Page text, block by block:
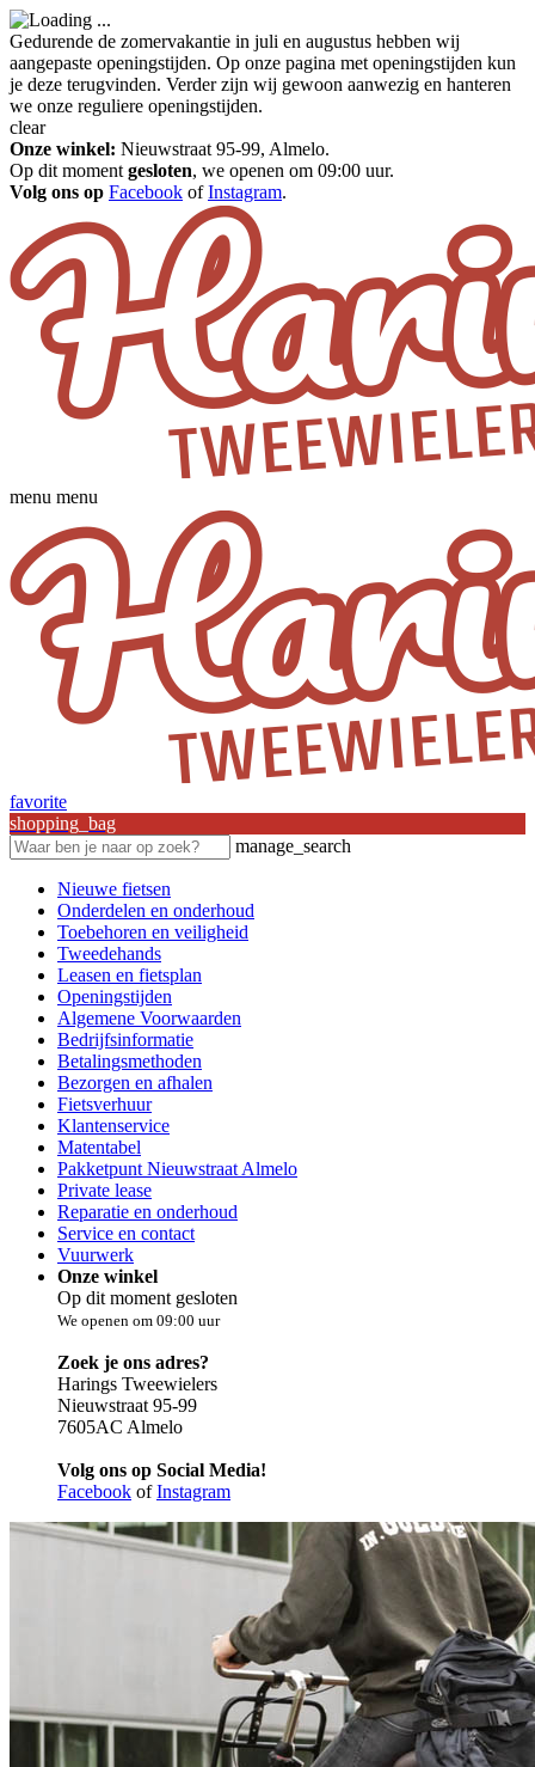
Gedurende de zomervakantie in juli en augustus hebben wij
aangepaste openingstijden. Op onze pagina met openingstijden kun
je deze terugvinden. Verder zijn wij gewoon aanwezig en hanteren
we onze reguliere openingstijden.
clear
Onze winkel: Nieuwstraat 95-99, Almelo.
Op dit moment gesloten, we openen om 09:00 uur.
Volg ons op Facebook ofInstagram.
menu menu
favorite
shopping_bag
manage_search
Nieuwe fietsen
Onderdelen en onderhoud
Toebehoren en veiligheid
Tweedehands
Leasen en fietsplan
Openingstijden
Algemene Voorwaarden
Bedrijfsinformatie
Betalingsmethoden
Bezorgen en afhalen
Fietsverhuur
Klantenservice
Matentabel
Pakketpunt Nieuwstraat Almelo
Private lease
Reparatie en onderhoud
Service en contact
Vuurwerk
Onze winkel
Op dit moment gesloten
We openen om 09:00 uur
Zoek je ons adres?
Harings Tweewielers
Nieuwstraat 95-99
7605AC Almelo
Volg ons op Social Media!
Facebook ofInstagram